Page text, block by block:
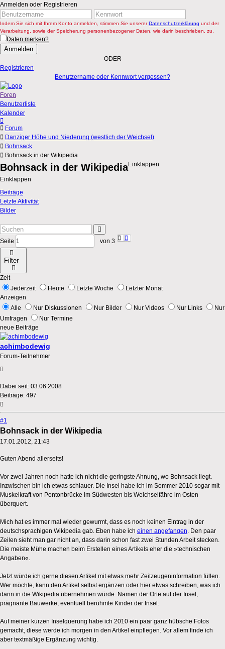
Anmelden oder Registrieren
Indem Sie sich mit Ihrem Konto anmelden, stimmen Sie unsererDatenschutzerklärung und der
Verarbeitung, sowie der Speicherung personenbezogener Daten, wie darin beschrieben, zu.
Daten merken?
Anmelden
ODER
Registrieren
Benutzername oder Kennwort vergessen?
Foren
Benutzerliste
Kalender
Forum
Danziger Höhe und Niederung (westlich der Weichsel)
Bohnsack
Bohnsack in der Wikipedia
Bohnsack in der WikipediaEinklappen
Einklappen
Beiträge
Letzte Aktivität
Bilder
Seite von 3
Filter
Zeit
Jederzeit
Heute Letzte Woche
Letzter Monat
Anzeigen
Alle
Nur Diskussionen Nur Bilder Nur Videos Nur Links
Nur
Umfragen
Nur Termine
neue Beiträge
achimbodewig
Forum-Teilnehmer
Dabei seit: 03.06.2008
Beiträge: 497
#1
Bohnsack in der Wikipedia
17.01.2012, 21:43
Guten Abend allerseits!
Vor zwei Jahren noch hatte ich nicht die geringste Ahnung, wo Bohnsack liegt.
Inzwischen bin ich etwas schlauer. Die Insel habe ich im Sommer 2010 sogar mit
Muskelkraft von Pontonbrücke im Südwesten bis Weichselfähre im Osten
überquert.
Mich hat es immer mal wieder gewurmt, dass es noch keinen Eintrag in der
deutschsprachigen Wikipedia gab. Eben habe ich einen angefangen. Den paar
Zeilen sieht man gar nicht an, dass darin schon fast zwei Stunden Arbeit stecken.
Die meiste Mühe machen beim Erstellen eines Artikels eher die »technischen
Angaben«.
Jetzt würde ich gerne diesen Artikel mit etwas mehr Zeitzeugeninformation füllen.
Wer möchte, kann den Artikel selbst ergänzen oder hier etwas schreiben, was ich
dann in die Wikipedia übernehmen würde. Namen der Orte auf der Insel,
prägnante Bauwerke, eventuell berühmte Kinder der Insel.
Auf meiner kurzen Inselquerung habe ich 2010 ein paar ganz hübsche Fotos
gemacht, diese werde ich morgen in den Artikel einpflegen. Vor allem finde ich
aber textmäßige Ergänzung wichtig.